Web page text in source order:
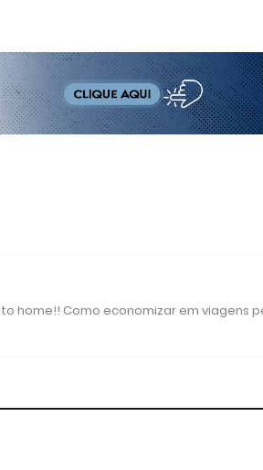
home!! Como economizar em viagens